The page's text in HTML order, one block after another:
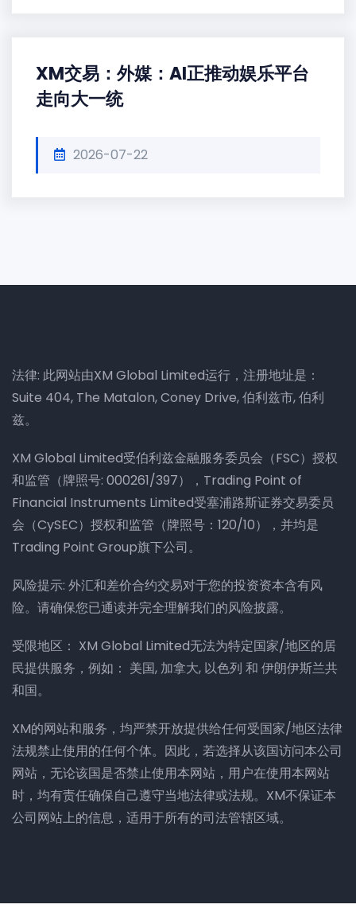
XM交易：外媒：AI正推动娱乐平台
走向大一统
2026-07-22
法律: 此网站由XM Global Limited运行，注册地址是：
Suite 404, The Matalon, Coney Drive, 伯利兹市, 伯利
兹。
XM Global Limited受伯利兹金融服务委员会（FSC）授权
和监管（牌照号: 000261/397），Trading Point of
Financial Instruments Limited受塞浦路斯证券交易委员
会（CySEC）授权和监管（牌照号：120/10），并均是
Trading Point Group旗下公司。
风险提示: 外汇和差价合约交易对于您的投资资本含有风
险。请确保您已通读并完全理解我们的风险披露。
受限地区： XM Global Limited无法为特定国家/地区的居
民提供服务，例如： 美国, 加拿大, 以色列 和 伊朗伊斯兰共
和国。
XM的网站和服务，均严禁开放提供给任何受国家/地区法律
法规禁止使用的任何个体。因此，若选择从该国访问本公司
网站，无论该国是否禁止使用本网站，用户在使用本网站
时，均有责任确保自己遵守当地法律或法规。XM不保证本
公司网站上的信息，适用于所有的司法管辖区域。